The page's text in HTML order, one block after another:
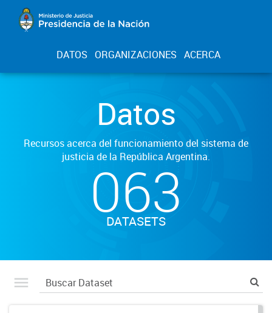
DATOS ORGANIZACIONES ACERCA
Datos
Recursos acerca del funcionamiento del sistema de
justicia de la República Argentina.
063
DATASETS